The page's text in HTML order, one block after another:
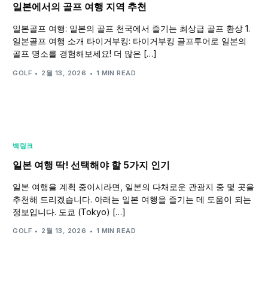
일본에서의 골프 여행 지역 추천
일본골프 여행: 일본의 골프 천국에서 즐기는 최상급 골프 환상 1.
일본골프 여행 소개 타이거부킹: 타이거부킹 골프투어로 일본의
골프 명소를 경험해보세요! 더 많은 […]
GOLF 2월 13, 2026 1 MIN READ
백링크
일본 여행 딱! 선택해야 할 5가지 인기
일본 여행을 계획 중이시라면, 일본의 다채로운 관광지 중 몇 곳을
추천해 드리겠습니다. 아래는 일본 여행을 즐기는 데 도움이 되는
정보입니다. 도쿄 (Tokyo) […]
GOLF 2월 13, 2026 1 MIN READ